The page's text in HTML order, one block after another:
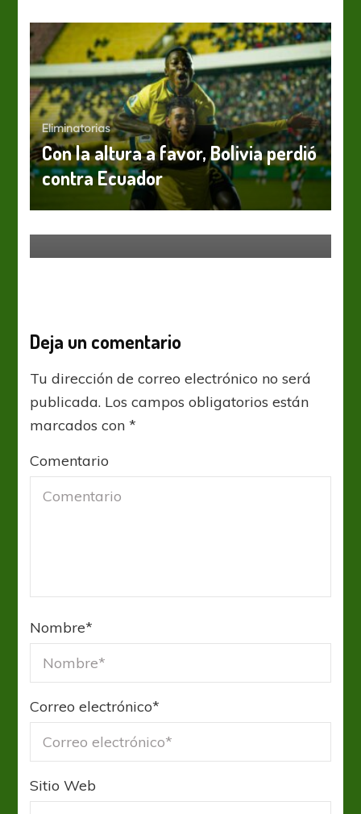
Eliminatorias
Con la altura a favor, Bolivia perdió
contra Ecuador
Eliminatorias
UEFA: Alemania e Inglaterra a la
Deja un comentario
Tu dirección de correo electrónico no será
publicada. Los campos obligatorios están
marcados con*
Comentario
Nombre*
Correo electrónico*
Sitio Web